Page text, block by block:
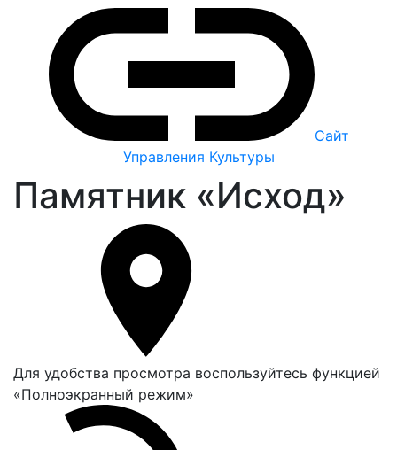
Сайт
Управления Культуры
Памятник «Исход»
Для удобства просмотра воспользуйтесь функцией
«Полноэкранный режим»